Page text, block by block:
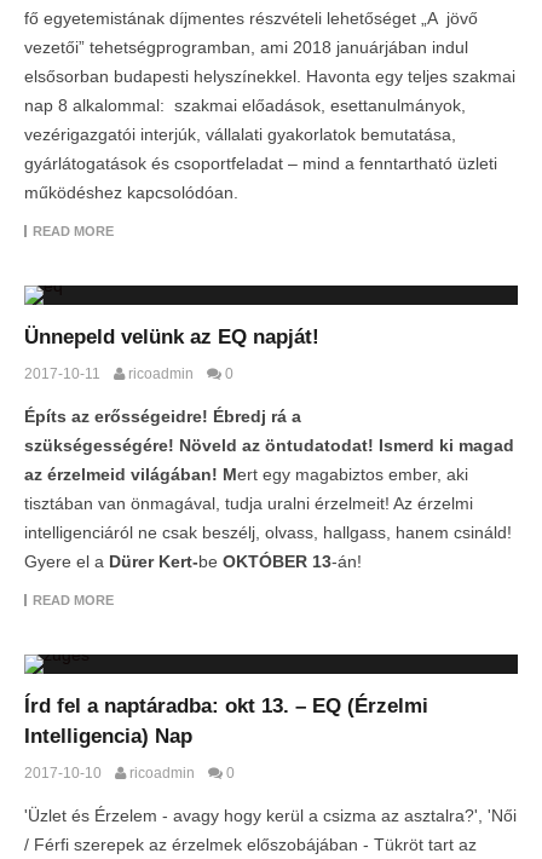
fő egyetemistának díjmentes részvételi lehetőséget „A jövő
vezetői” tehetségprogramban, ami 2018 januárjában indul
elsősorban budapesti helyszínekkel. Havonta egy teljes szakmai
nap 8 alkalommal: szakmai előadások, esettanulmányok,
vezérigazgatói interjúk, vállalati gyakorlatok bemutatása,
gyárlátogatások és csoportfeladat – mind a fenntartható üzleti
működéshez kapcsolódóan.
READ MORE
Ünnepeld velünk az EQ napját!
2017-10-11 ricoadmin 0
Építs az erősségeidre! Ébredj rá a
szükségességére! Növeld az öntudatodat! Ismerd ki magad
az érzelmeid világában! Mert egy magabiztos ember, aki
tisztában van önmagával, tudja uralni érzelmeit! Az érzelmi
intelligenciáról ne csak beszélj, olvass, hallgass, hanem csináld!
Gyere el a Dürer Kert-be OKTÓBER 13-án!
READ MORE
Írd fel a naptáradba: okt 13. – EQ (Érzelmi
Intelligencia) Nap
2017-10-10 ricoadmin 0
'Üzlet és Érzelem - avagy hogy kerül a csizma az asztalra?', 'Női
/ Férfi szerepek az érzelmek előszobájában - Tükröt tart az